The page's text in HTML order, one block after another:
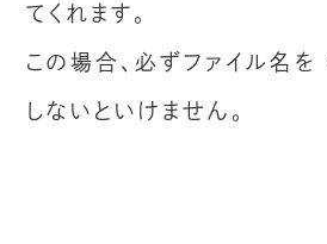
てくれます。
この場合、必ずファイル名を
しないといけません。